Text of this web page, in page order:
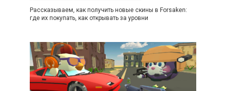
Рассказываем, как получить новые скины в Forsaken:
где их покупать, как открывать за уровни